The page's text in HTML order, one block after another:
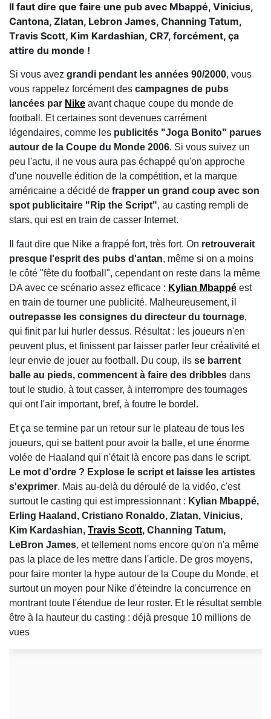
Il faut dire que faire une pub avec Mbappé, Vinicius,
Cantona, Zlatan, Lebron James, Channing Tatum,
Travis Scott, Kim Kardashian, CR7, forcément, ça
attire du monde !
Si vous avez grandi pendant les années 90/2000, vous
vous rappelez forcément des campagnes de pubs
lancées par Nike avant chaque coupe du monde de
football. Et certaines sont devenues carrément
légendaires, comme les publicités "Joga Bonito" parues
autour de la Coupe du Monde 2006. Si vous suivez un
peu l'actu, il ne vous aura pas échappé qu'on approche
d'une nouvelle édition de la compétition, et la marque
américaine a décidé de frapper un grand coup avec son
spot publicitaire "Rip the Script", au casting rempli de
stars, qui est en train de casser Internet.
Il faut dire que Nike a frappé fort, très fort. On retrouverait
presque l'esprit des pubs d'antan, même si on a moins
le côté "fête du football", cependant on reste dans la même
DA avec ce scénario assez efficace : Kylian Mbappé est
en train de tourner une publicité. Malheureusement, il
outrepasse les consignes du directeur du tournage,
qui finit par lui hurler dessus. Résultat : les joueurs n'en
peuvent plus, et finissent par laisser parler leur créativité et
leur envie de jouer au football. Du coup, ils se barrent
balle au pieds, commencent à faire des dribbles dans
tout le studio, à tout casser, à interrompre des tournages
qui ont l'air important, bref, à foutre le bordel.
Et ça se termine par un retour sur le plateau de tous les
joueurs, qui se battent pour avoir la balle, et une énorme
volée de Haaland qui n'était là encore pas dans le script.
Le mot d'ordre ? Explose le script et laisse les artistes
s'exprimer. Mais au-delà du déroulé de la vidéo, c'est
surtout le casting qui est impressionnant : Kylian Mbappé,
Erling Haaland, Cristiano Ronaldo, Zlatan, Vinicius,
Kim Kardashian, Travis Scott, Channing Tatum,
LeBron James, et tellement noms encore qu'on n'a même
pas la place de les mettre dans l'article. De gros moyens,
pour faire monter la hype autour de la Coupe du Monde, et
surtout un moyen pour Nike d'éteindre la concurrence en
montrant toute l'étendue de leur roster. Et le résultat semble
être à la hauteur du casting : déjà presque 10 millions de
vues